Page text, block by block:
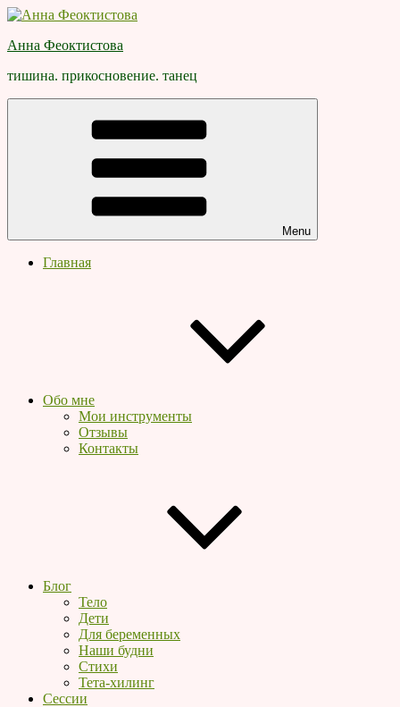
Skip
content
Анна Феоктистова
тишина. прикосновение. танец
Menu
Главная
Обо мне
Мои инструменты
Отзывы
Контакты
Блог
Тело
Дети
Для беременных
Наши будни
Стихи
Тета-хилинг
Сессии